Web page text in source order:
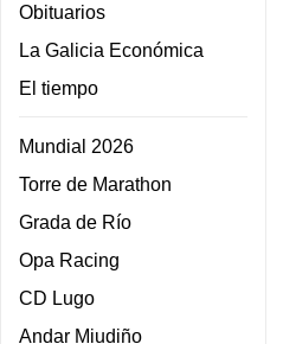
Obituarios
La Galicia Económica
El tiempo
Mundial 2026
Torre de Marathon
Grada de Río
Opa Racing
CD Lugo
Andar Miudiño